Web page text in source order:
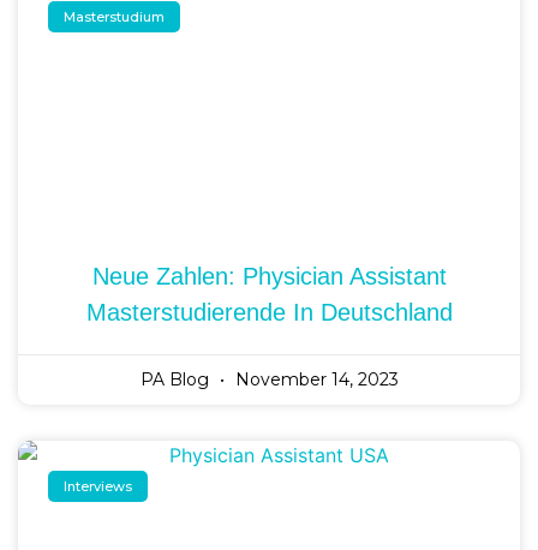
Masterstudium
Neue Zahlen: Physician Assistant
Masterstudierende In Deutschland
PA Blog November 14, 2023
Interviews